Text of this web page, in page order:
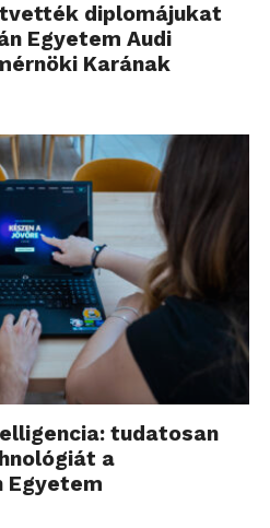
diplomájukat
Egyetem Audi
Karának
tudatosan
a
Egyetem